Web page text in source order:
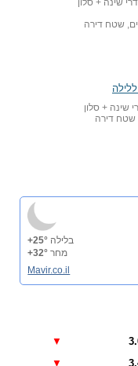
בלילה +25°
מחר +32°
Mavir.co.il
▼
▼